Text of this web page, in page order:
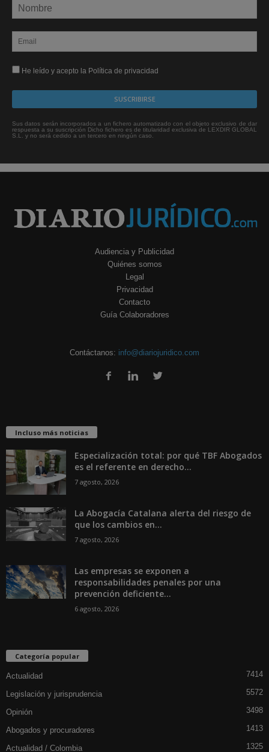
He leído y acepto la Política de privacidad
Sus datos serán incorporados a un fichero automatizado con el objeto exclusivo de dar
respuesta a su suscripción Dicho fichero es de titularidad exclusiva de LEXDIR GLOBAL
S.L. y no será cedido a un tercero en ningún caso.
Audiencia y Publicidad
Quiénes somos
Legal
Privacidad
Contacto
Guía Colaboradores
Contáctanos: info@diariojuridico.com
Incluso más noticias
Especialización total: por qué TBF Abogados
es el referente en derecho...
7 agosto, 2026
La Abogacía Catalana alerta del riesgo de
que los cambios en...
7 agosto, 2026
Las empresas se exponen a
responsabilidades penales por una
prevención deficiente...
6 agosto, 2026
Categoría popular
Actualidad 7414
Legislación y jurisprudencia 5572
Opinión 3498
Abogados y procuradores 1413
Actualidad / Colombia 1325